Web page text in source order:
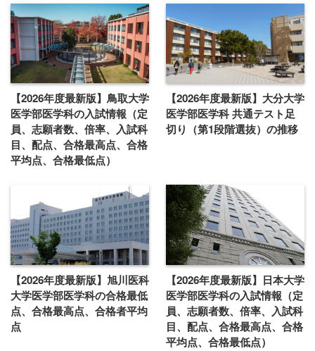
【2026年度最新版】鳥取大学
医学部医学科の入試情報（定
員、志願者数、倍率、入試科
目、配点、合格最高点、合格
平均点、合格最低点）
【2026年度最新版】大分大学
医学部医学科 共通テスト足
切り（第1段階選抜）の推移
【2026年度最新版】旭川医科
大学医学部医学科の合格最低
点、合格最高点、合格者平均
点
【2026年度最新版】日本大学
医学部医学科の入試情報（定
員、志願者数、倍率、入試科
目、配点、合格最高点、合格
平均点、合格最低点）